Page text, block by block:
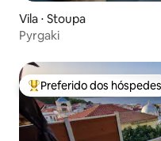
Vila ⋅ Stoupa
Pyrgaki
Entre os melhores
Preferido dos hóspedes